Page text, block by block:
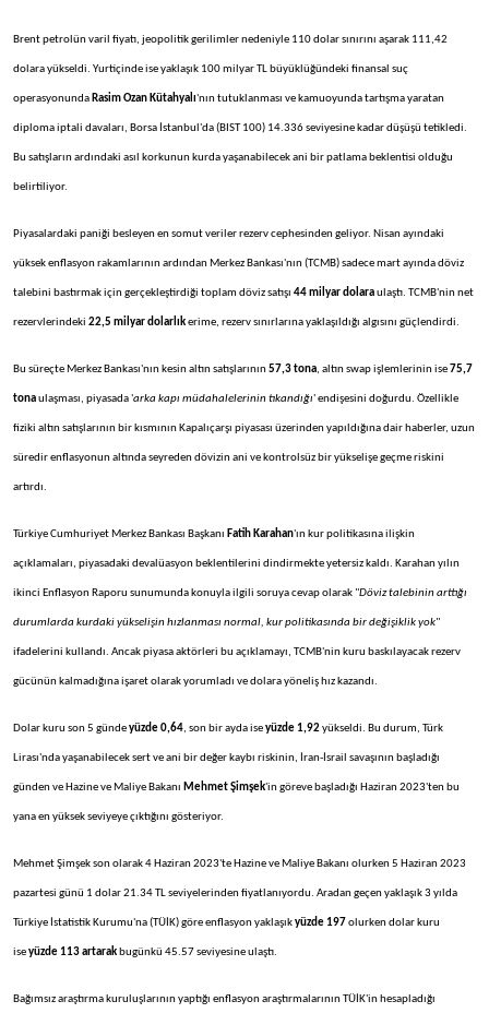
Brent petrolün varil fiyatı, jeopolitik gerilimler nedeniyle 110 dolar sınırını aşarak 111,42
dolara yükseldi. Yurtiçinde ise yaklaşık 100 milyar TL büyüklüğündeki finansal suç
operasyonunda Rasim Ozan Kütahyalı'nın tutuklanması ve kamuoyunda tartışma yaratan
diploma iptali davaları, Borsa İstanbul'da (BIST 100) 14.336 seviyesine kadar düşüşü tetikledi.
Bu satışların ardındaki asıl korkunun kurda yaşanabilecek ani bir patlama beklentisi olduğu
belirtiliyor.
Piyasalardaki paniği besleyen en somut veriler rezerv cephesinden geliyor. Nisan ayındaki
yüksek enflasyon rakamlarının ardından Merkez Bankası'nın (TCMB) sadece mart ayında döviz
talebini bastırmak için gerçekleştirdiği toplam döviz satışı 44 milyar dolaraulaştı. TCMB'nin net
rezervlerindeki 22,5 milyar dolarlıkerime, rezerv sınırlarına yaklaşıldığı algısını güçlendirdi.
Bu süreçte Merkez Bankası'nın kesin altın satışlarının57,3 tona, altın swap işlemlerinin ise 75,7
tonaulaşması, piyasada 'arka kapı müdahalelerinin tıkandığı' endişesini doğurdu. Özellikle
fiziki altın satışlarının bir kısmının Kapalıçarşı piyasası üzerinden yapıldığına dair haberler, uzun
süredir enflasyonun altında seyreden dövizin ani ve kontrolsüz bir yükselişe geçme riskini
artırdı.
Türkiye Cumhuriyet Merkez Bankası Başkanı Fatih Karahan'ın kur politikasına ilişkin
açıklamaları, piyasadaki devalüasyon beklentilerini dindirmekte yetersiz kaldı. Karahan yılın
ikinci Enflasyon Raporu sunumunda konuyla ilgili soruya cevap olarak "Döviz talebinin arttığı
durumlarda kurdaki yükselişin hızlanması normal, kur politikasında bir değişiklik yok"
ifadelerini kullandı. Ancak piyasa aktörleri bu açıklamayı, TCMB'nin kuru baskılayacak rezerv
gücünün kalmadığına işaret olarak yorumladı ve dolara yöneliş hız kazandı.
Dolar kuru son 5 gündeyüzde 0,64, son bir ayda iseyüzde 1,92yükseldi. Bu durum, Türk
Lirası'nda yaşanabilecek sert ve ani bir değer kaybı riskinin, İran-İsrail savaşının başladığı
günden ve Hazine ve Maliye Bakanı Mehmet Şimşek'in göreve başladığı Haziran 2023'ten bu
yana en yüksek seviyeye çıktığını gösteriyor.
Mehmet Şimşek son olarak 4 Haziran 2023'te Hazine ve Maliye Bakanı olurken 5 Haziran 2023
pazartesi günü 1 dolar 21.34 TL seviyelerinden fiyatlanıyordu. Aradan geçen yaklaşık 3 yılda
Türkiye İstatistik Kurumu'na (TÜİK) göre enflasyon yaklaşıkyüzde 197 olurken dolar kuru
iseyüzde 113 artarak bugünkü 45.57 seviyesine ulaştı.
Bağımsız araştırma kuruluşlarının yaptığı enflasyon araştırmalarının TÜİK'in hesapladığı